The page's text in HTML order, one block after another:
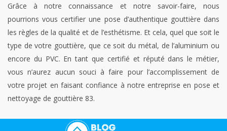
Grâce à notre connaissance et notre savoir-faire, nous
pourrions vous certifier une pose d’authentique gouttière dans
les règles de la qualité et de l’esthétisme. Et cela, quel que soit le
type de votre gouttière, que ce soit du métal, de l’aluminium ou
encore du PVC. En tant que certifié et réputé dans le métier,
vous n’aurez aucun souci à faire pour l’accomplissement de
votre projet en faisant confiance à notre entreprise en pose et
nettoyage de gouttière 83.